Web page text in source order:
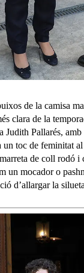
de la camisa
clara de la
Judith Pallarés, amb
toc de feminitat al
de coll rodó i
un mocador o
d’allargar la